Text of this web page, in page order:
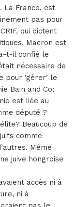
La France, est
pas pour
qui dictent
Macron est
t-il confié le
nécessaire de
pour ‘gérer’ le
Bain and Co;
est liée au
député ?
Beaucoup de
comme
Même
juive hongroise
accès ni à
ni à